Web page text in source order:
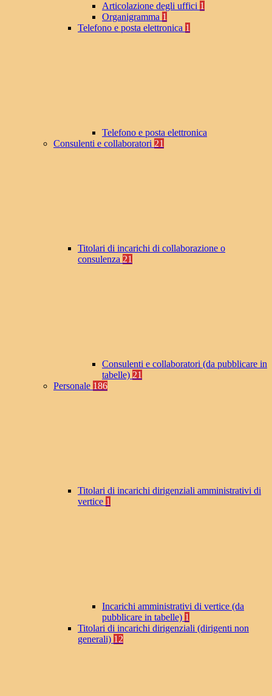
Articolazione degli uffici 1
Organigramma 1
Telefono e posta elettronica 1
Telefono e posta elettronica
Consulenti e collaboratori 21
Titolari di incarichi di collaborazione o
consulenza 21
Consulenti e collaboratori (da pubblicare in
tabelle) 21
Personale 186
Titolari di incarichi dirigenziali amministrativi di
vertice 1
Incarichi amministrativi di vertice (da
pubblicare in tabelle) 1
Titolari di incarichi dirigenziali (dirigenti non
generali) 12